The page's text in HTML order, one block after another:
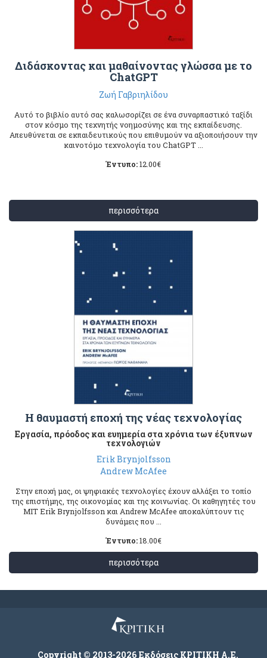
Διδάσκοντας και μαθαίνοντας γλώσσα με το
ChatGPT
Ζωή Γαβριηλίδου
Αυτό το βιβλίο αυτό σας καλωσορίζει σε ένα συναρπαστικό ταξίδι
στον κόσμο της τεχνητής νοημοσύνης και της εκπαίδευσης.
Απευθύνεται σε εκπαιδευτικούς που επιθυμούν να αξιοποιήσουν την
καινοτόμο τεχνολογία του ChatGPT ...
Έντυπο:12.00€
περισσότερα
Η θαυμαστή εποχή της νέας τεχνολογίας
Εργασία, πρόοδος και ευημερία στα χρόνια των έξυπνων
τεχνολογιών
Erik Brynjolfsson
Andrew McΑfee
Στην εποχή μας, οι ψηφιακές τεχνολογίες έχουν αλλάξει το τοπίο
της επιστήμης, της οικονομίας και της κοινωνίας. Οι καθηγητές του
MIT Erik Brynjolfsson και Andrew McAfee αποκαλύπτουν τις
δυνάμεις που ...
Έντυπο:18.00€
περισσότερα
Copyright © 2013-2026 Εκδόσεις ΚΡΙΤΙΚΗ Α.Ε.